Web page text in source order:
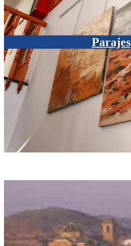
Parajes